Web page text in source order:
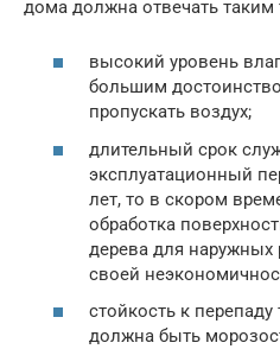
дома должна отвечать таким
высокий уровень
большим
пропускать воздух;
длительный срок
эксплуатационный
лет, то в скором
обработка
дерева для наружных
своей
стойкость к
должна быть